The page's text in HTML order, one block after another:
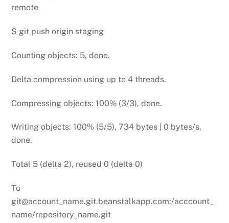
remote
$ git push origin staging
Counting objects: 5, done.
Delta compression using up to 4 threads.
Compressing objects: 100% (3/3), done.
Writing objects: 100% (5/5), 734 bytes | 0 bytes/s,
done.
Total 5 (delta 2), reused 0 (delta 0)
To
git@account_name.git.beanstalkapp.com:/acccount_
name/repository_name.git